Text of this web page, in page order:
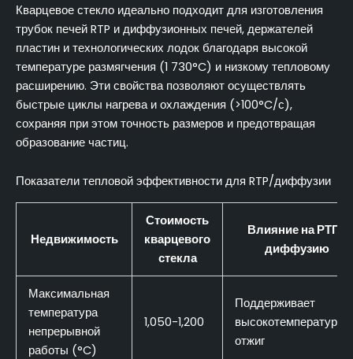
Кварцевое стекло идеально подходит для изготовления
трубок печей RTP и диффузионных печей, держателей
пластин и технологических лодок благодаря высокой
температуре размягчения (1 730°C) и низкому тепловому
расширению. Эти свойства позволяют осуществлять
быстрые циклы нагрева и охлаждения (>100°C/с),
сохраняя при этом точность размеров и предотвращая
образование частиц.
Показатели тепловой эффективности для RTP/диффузии
Недвижимость
Стоимость
кварцевого
стекла
Влияние на РТП/
диффузию
Максимальная
температура
непрерывной
работы (°C)
1,050-1,200
Поддерживает
отжиг